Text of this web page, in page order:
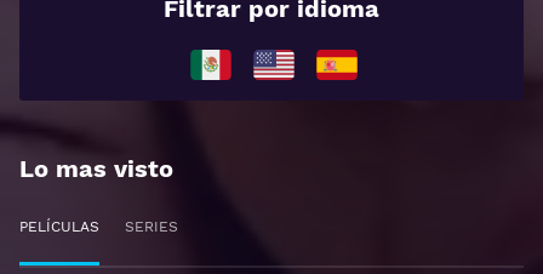
Filtrar por idioma
Lo mas visto
PELÍCULAS SERIES